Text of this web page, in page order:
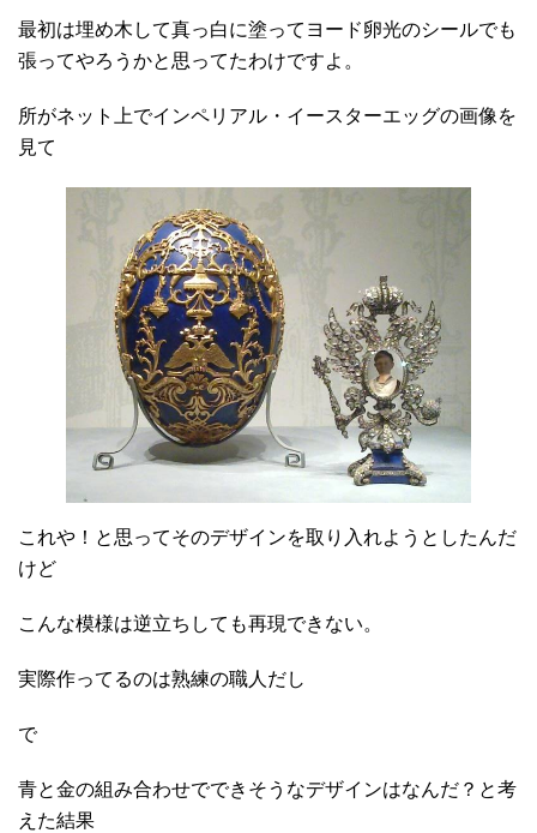
最初は埋め木して真っ白に塗ってヨード卵光のシールでも
張ってやろうかと思ってたわけですよ。
所がネット上でインペリアル・イースターエッグの画像を
見て
これや！と思ってそのデザインを取り入れようとしたんだ
けど
こんな模様は逆立ちしても再現できない。
実際作ってるのは熟練の職人だし
で
青と金の組み合わせでできそうなデザインはなんだ？と考
えた結果